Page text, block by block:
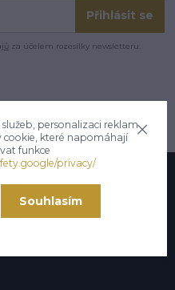
Přihlásit se
za účelem rozesílky newsletteru.
personalizaci reklam
cookie, které napomáhají
funkce
privacy/
Souhlasím